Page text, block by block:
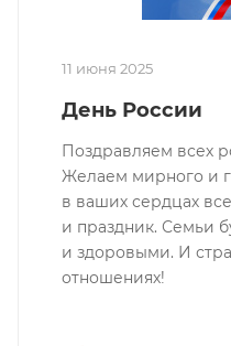
11 июня 2025
День России
Поздравляем всех
Желаем мирного и
в ваших сердцах
и праздник. Семьи
и здоровыми. И
отношениях!